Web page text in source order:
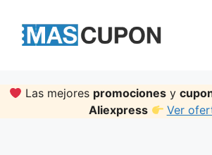
content
Las mejores promociones y
Aliexpress
Ver